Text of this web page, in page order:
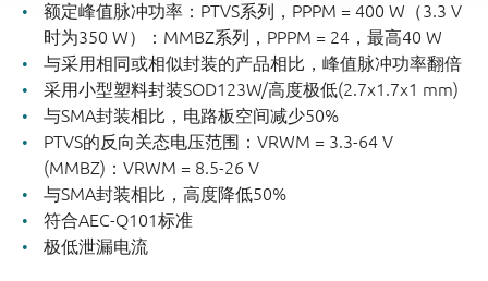
额定峰值脉冲功率：PTVS系列，PPPM = 400 W（3.3 V
时为350 W）：MMBZ系列，PPPM = 24，最高40 W
与采用相同或相似封装的产品相比，峰值脉冲功率翻倍
采用小型塑料封装SOD123W/高度极低(2.7x1.7x1 mm)
与SMA封装相比，电路板空间减少50%
PTVS的反向关态电压范围：VRWM = 3.3-64 V
(MMBZ)：VRWM = 8.5-26 V
与SMA封装相比，高度降低50%
符合AEC-Q101标准
极低泄漏电流